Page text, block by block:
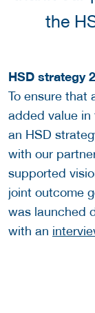
the
HSD strategy
To ensure that
added value in
an HSD
with our
supported
joint outcome
was launched
with an